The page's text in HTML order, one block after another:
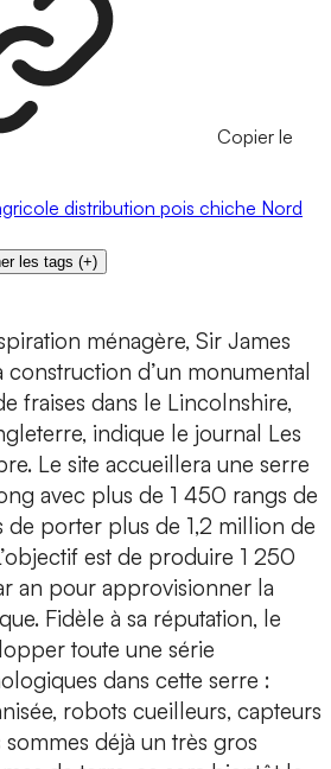
Copier le
distribution pois chiche Nord
les tags (+)
ménagère, Sir James
construction d’un monumental
fraises dans le Lincolnshire,
indique le journal Les
Le site accueillera une serre
avec plus de 1 450 rangs de
de porter plus de 1,2 million de
est de produire 1 250
an pour approvisionner la
Fidèle à sa réputation, le
toute une série
dans cette serre :
robots cueilleurs, capteurs
déjà un très gros